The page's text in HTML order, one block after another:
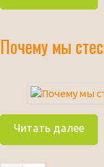
Почему мы
Читать далее